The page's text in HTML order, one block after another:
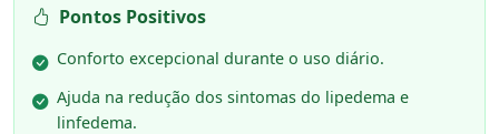
Pontos Positivos
Conforto excepcional durante o uso diário.
Ajuda na redução dos sintomas do lipedema e
linfedema.